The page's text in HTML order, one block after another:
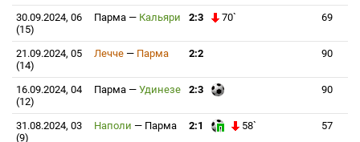
30.09.2024, 06
(15)
Парма — Кальяри 2:3 70` 69
21.09.2024, 05
(14)
Лечче — Парма 2:2 90
16.09.2024, 04
(12)
Парма — Удинезе 2:3 90
31.08.2024, 03
(9)
Наполи — Парма 2:1 58` 57